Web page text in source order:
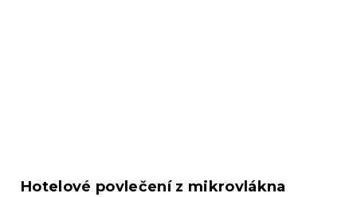
Hotelové povlečení z mikrovlákna